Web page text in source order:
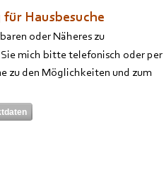
Hausbesuche
oder Näheres zu
mich bitte telefonisch oder per
zu den Möglichkeiten und zum